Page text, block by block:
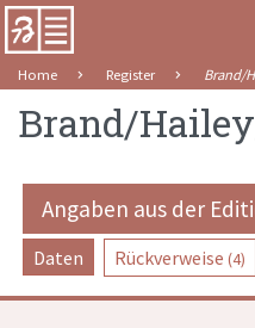
Home Register Brand/
Brand/
Angaben aus der
Daten Rückverweise (4)